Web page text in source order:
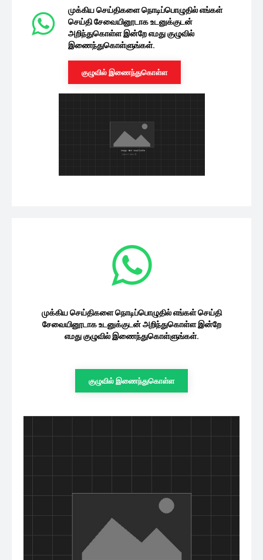
கீர்த்தி சுரேஷ் அடுத்த ஹிந்தி படம்..
முன்னணி ஹீரோவுக்கு ஜோடி
08/08/2026
நடிகை சோனா திடீர் தர்ணா! பணத்தை
ஏமாற்றிய மேனேஜர்.. திருடனுக்கு FEFSI...
ஒரே காரில் ஜோடியாக வந்து விவாகரத்து
கேட்ட ஜி.வி.பிரகாஷ் – சைந்தவி!...
08/08/2026
பாஸ் என்கிற பாஸ்கரன் படத்தின் இரண்டாம்
பாகம்.. இயக்குநர் ராஜேஷ் ஓப்பன்...
08/08/2026
நடிகை ஜான்வி கபூருக்கு ராம் சரண்
மனைவி கொடுத்த பரிசு.. வைரலாகும்...
07/08/2026
செய்தி சேவையினூடாக உடனுக்குடன்
குழுவில் இணைந்துகொள்ள